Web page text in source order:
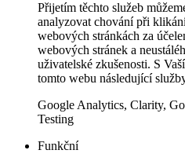
Přijetím těchto služeb
analyzovat chování při
webových stránkách za
webových stránek a
uživatelské zkušenosti. S
tomto webu následující
Google Analytics, Clarity,
Testing
Funkční